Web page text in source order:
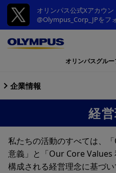
オリンパス公式Xアカウン
@Olympus_Corp_JPをフ
オリンパスグル
企業情報
経
私たちの活動のすべては、「
意義」と「Our Core Values
構成される経営理念に基づい